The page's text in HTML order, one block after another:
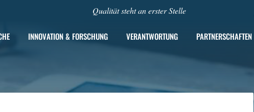
Qualität steht an erster Stelle
INNOVATION & FORSCHUNG VERANTWORTUNG PARTNERSCHAFTEN